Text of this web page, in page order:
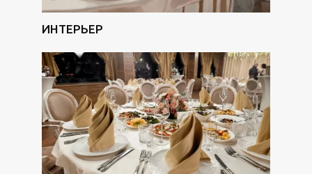
ИНТЕРЬЕР